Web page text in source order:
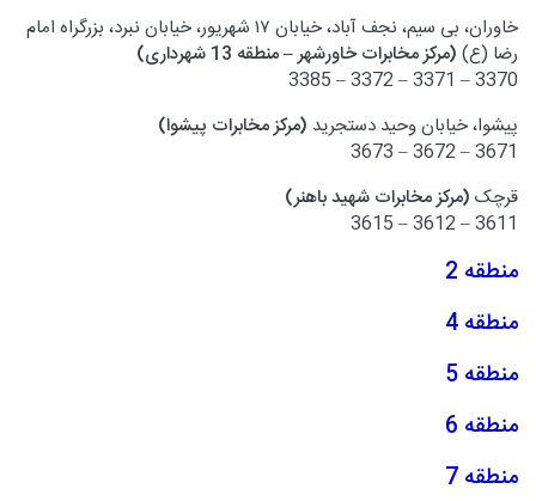
خاوران، بی سیم، نجف آباد، خیابان ۱۷ شهریور، خیابان نبرد، بزرگراه امام
رضا (ع) (مرکز مخابرات خاورشهر – منطقه 13 شهرداری)
3370 – 3371 – 3372 – 3385
پیشوا، خیابان وحید دستجرید (مرکز مخابرات پیشوا)
3671 – 3672 – 3673
قرچک (مرکز مخابرات شهید باهنر)
3611 – 3612 – 3615
منطقه 2
منطقه 4
منطقه 5
منطقه 6
منطقه 7